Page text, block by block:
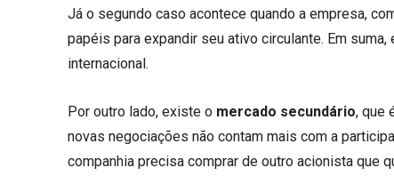
Já o segundo caso acontece quando a empresa,
papéis para expandir seu ativo circulante. Em
internacional.
Por outro lado, existe o mercado secundário, que
novas negociações não contam mais com a
companhia precisa comprar de outro acionista que